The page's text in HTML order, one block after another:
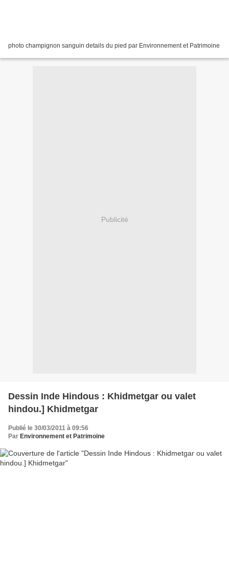
photo champignon sanguin details du pied par Environnement et Patrimoine
Publicité
Dessin Inde Hindous : Khidmetgar ou valet
hindou.] Khidmetgar
Publié le 30/03/2011 à 09:56
Par Environnement et Patrimoine